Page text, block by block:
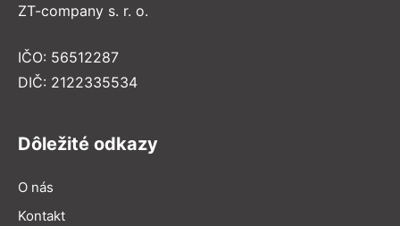
ZT-company s. r. o.
IČO: 56512287
DIČ: 2122335534
Dôležité odkazy
O nás
Kontakt